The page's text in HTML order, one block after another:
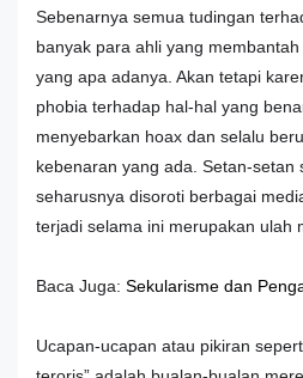
Sebenarnya semua tudingan
banyak para ahli yang
yang apa adanya. Akan tetapi
phobia terhadap hal-hal yang
menyebarkan hoax dan selalu
kebenaran yang ada. Setan-setan
seharusnya disoroti berbagai
terjadi selama ini merupakan ulah
Baca Juga: Sekularisme dan
Ucapan-ucapan atau pikiran